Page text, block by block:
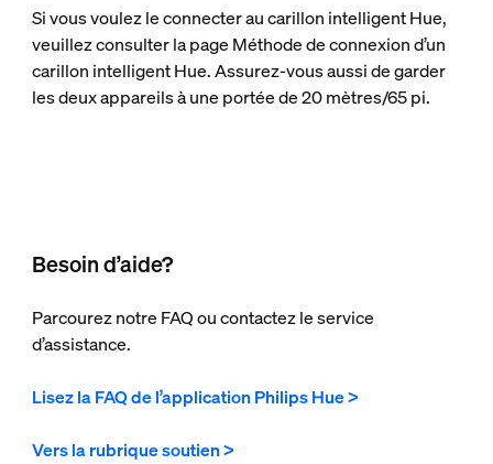
Si vous voulez le connecter au carillon intelligent Hue,
veuillez consulter la page Méthode de connexion d’un
carillon intelligent Hue. Assurez-vous aussi de garder
les deux appareils à une portée de 20 mètres/65 pi.
Besoin d’aide?
Parcourez notre FAQ ou contactez le service
d’assistance.
Lisez la FAQ de l’application Philips Hue >
Vers la rubrique soutien >